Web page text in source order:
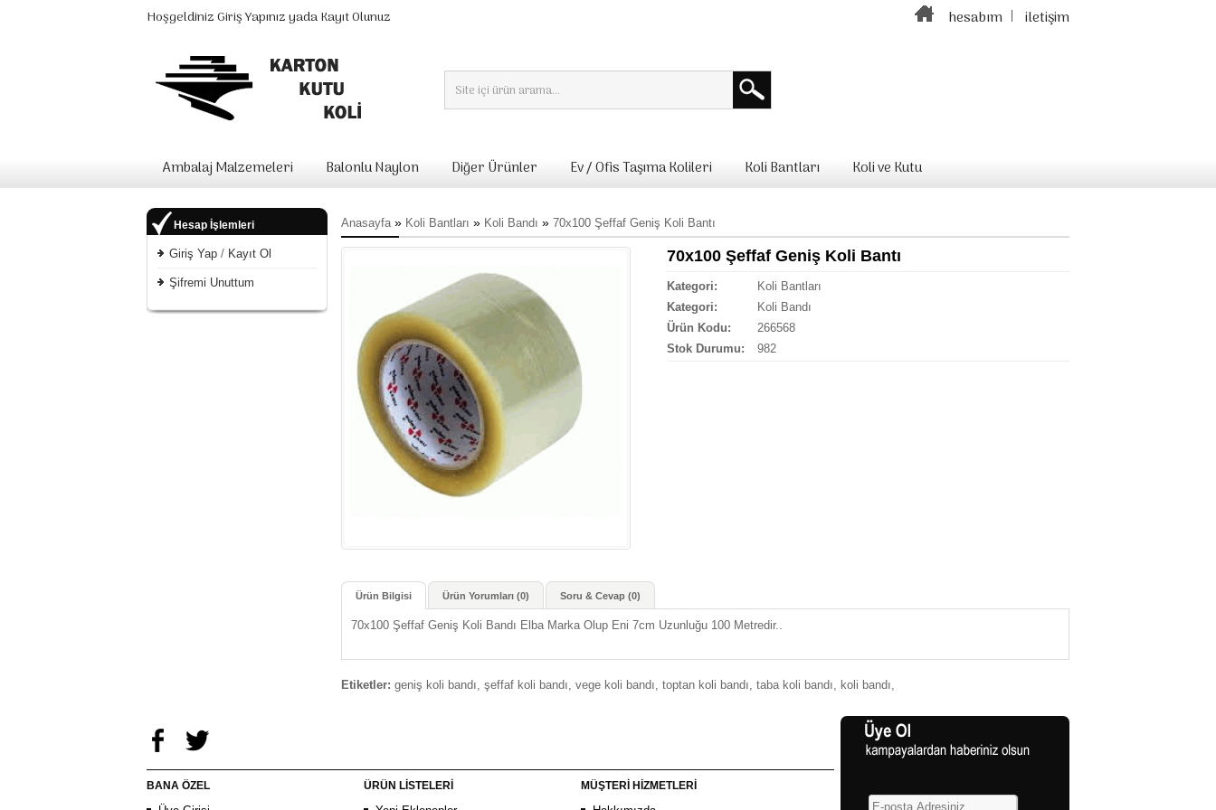
HoşgeldinizGiriş YapınızyadaKayıt Olunuz hesabım iletişim
Ambalaj Malzemeleri Balonlu Naylon Diğer Ürünler Ev / Ofis Taşıma Kolileri Koli Bantları Koli ve Kutu
Hesap İşlemleri
Giriş Yap / Kayıt Ol
Şifremi Unuttum
Anasayfa » Koli Bantları » Koli Bandı » 70x100 Şeffaf Geniş Koli Bantı
70x100 Şeffaf Geniş Koli Bantı
Kategori:
Koli Bantları
Kategori:
Koli Bandı
Ürün Kodu:
266568
Stok Durumu:
982
Ürün Bilgisi Ürün Yorumları (0) Soru & Cevap (0)
70x100 Şeffaf Geniş Koli Bandı Elba Marka Olup Eni 7cm Uzunluğu 100 Metredir..
Etiketler: geniş koli bandı, şeffaf koli bandı, vege koli bandı, toptan koli bandı, taba koli bandı, koli bandı,
BANA ÖZEL ÜRÜN LİSTELERİ MÜŞTERİ HİZMETLERİ